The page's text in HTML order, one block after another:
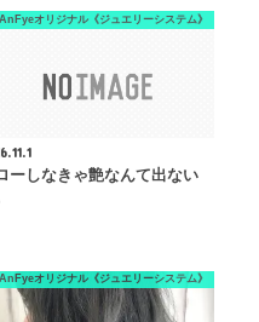
AnFyeオリジナル《ジュエリーシステム》
ーしなきゃ艶なんて出ない
AnFyeオリジナル《ジュエリーシステム》